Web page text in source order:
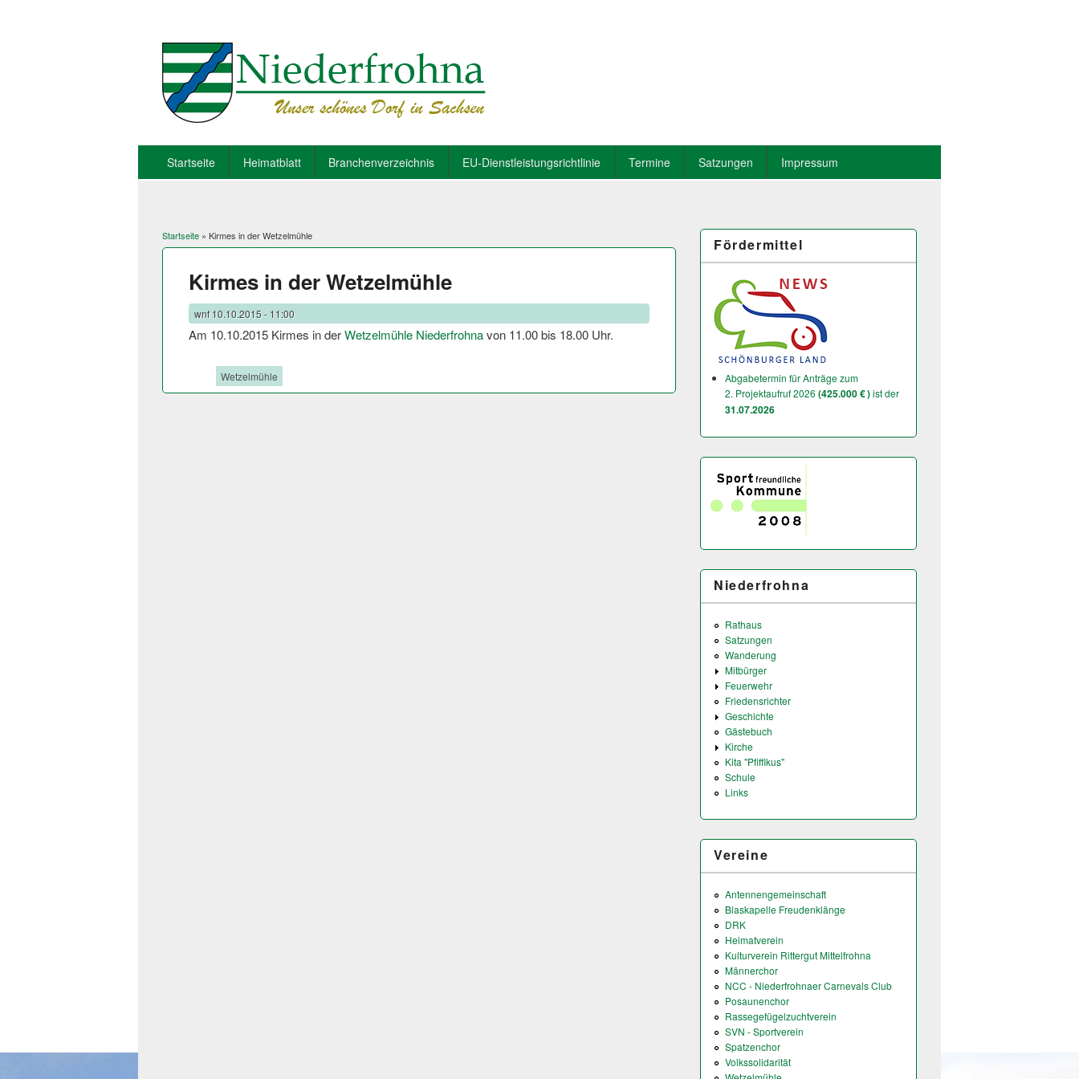
Startseite Heimatblatt Branchenverzeichnis EU-Dienstleistungsrichtlinie Termine Satzungen Impressum
Sie sind hier
Startseite » Kirmes in der Wetzelmühle
Kirmes in der Wetzelmühle
wnf10.10.2015 - 11:00
Am 10.10.2015 Kirmes in derWetzelmühle Niederfrohnavon 11.00 bis 18.00 Uhr.
Wetzelmühle
Fördermittel
Abgabetermin für Anträge zum
2. Projektaufruf 2026 (425.000 € )ist der
31.07.2026
Niederfrohna
Rathaus
Satzungen
Wanderung
Mitbürger
Feuerwehr
Friedensrichter
Geschichte
Gästebuch
Kirche
Kita "Pfiffikus"
Schule
Links
Vereine
Antennengemeinschaft
Blaskapelle Freudenklänge
DRK
Heimatverein
Kulturverein Rittergut Mittelfrohna
Männerchor
NCC - Niederfrohnaer Carnevals Club
Posaunenchor
Rassegefügelzuchtverein
SVN - Sportverein
Spatzenchor
Volkssolidarität